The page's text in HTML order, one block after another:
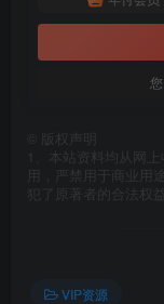
版权声明
1、本站资料均从网
用，严禁用于商业用
犯了原著者的合法权
VIP资源